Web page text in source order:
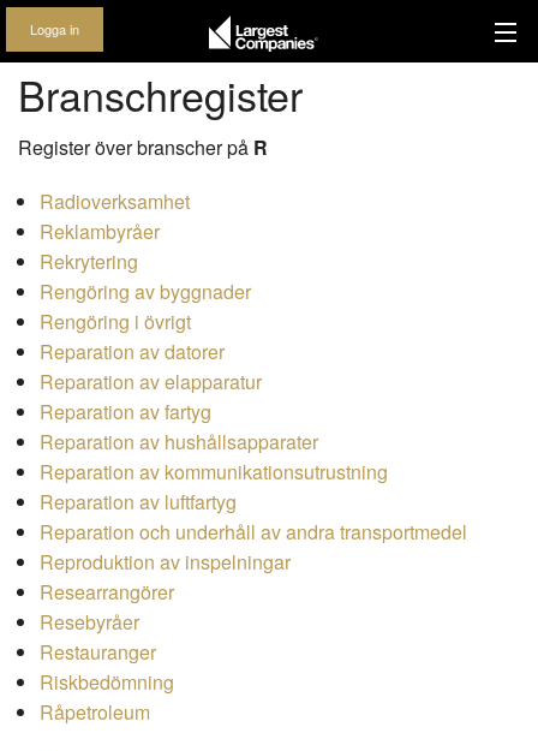
Logga in
Branschregister
Register över branscher på R
Radioverksamhet
Reklambyråer
Rekrytering
Rengöring av byggnader
Rengöring i övrigt
Reparation av datorer
Reparation av elapparatur
Reparation av fartyg
Reparation av hushållsapparater
Reparation av kommunikationsutrustning
Reparation av luftfartyg
Reparation och underhåll av andra transportmedel
Reproduktion av inspelningar
Researrangörer
Resebyråer
Restauranger
Riskbedömning
Råpetroleum